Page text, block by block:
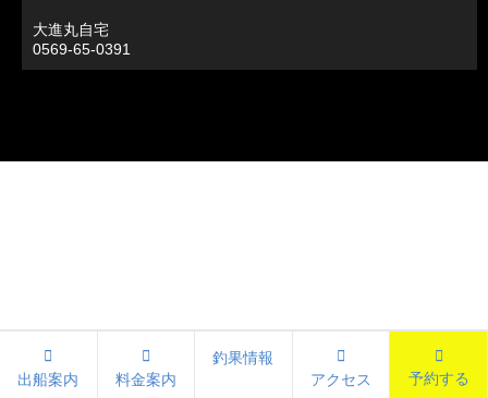
大進丸自宅
0569-65-0391
出船案内 料金案内
釣果情報
アクセス
予約する